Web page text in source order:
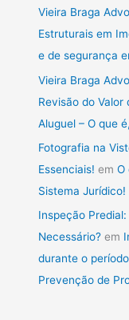
Vieira Braga
Estruturais em
e de segurança
Vieira Braga
Revisão do Valor
Aluguel – O que
Fotografia na
Essenciais! emO
Sistema Jurídico!
Inspeção
Necessário? em
durante o
Prevenção de